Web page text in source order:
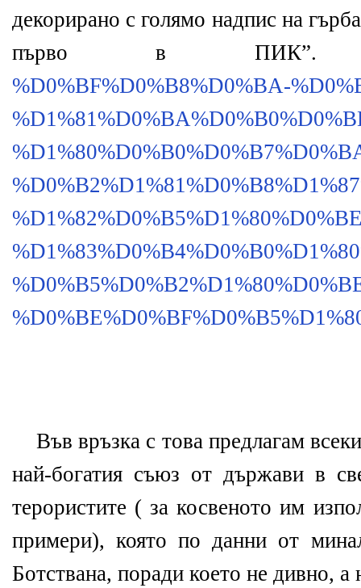
декорирано с голямо надпис на
първо в
%D0%BF%D0%B8%D0%BA-
Във връзка с това предлагам
най-богатия съюз от държави в
терористите ( за косвеното им
примери), която по данни от
Ботствана, поради което не дивно,